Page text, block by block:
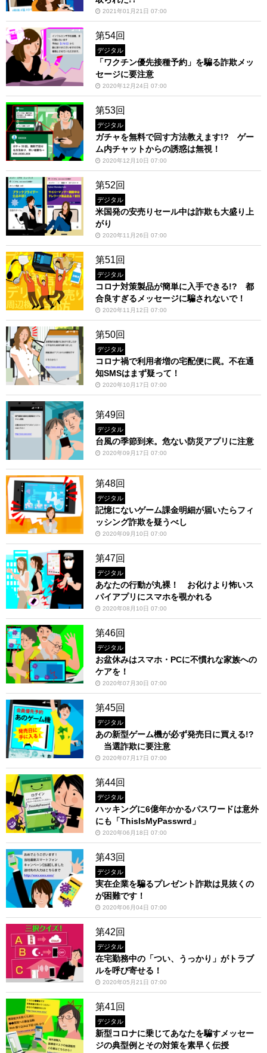
2021年01月21日 07:00
第54回
デジタル
「ワクチン優先接種予約」を騙る詐欺メッ
セージに要注意
2020年12月24日 07:00
第53回
デジタル
ガチャを無料で回す方法教えます!? ゲー
ム内チャットからの誘惑は無視！
2020年12月10日 07:00
第52回
デジタル
米国発の安売りセール中は詐欺も大盛り上
がり
2020年11月26日 07:00
第51回
デジタル
コロナ対策製品が簡単に入手できる!? 都
合良すぎるメッセージに騙されないで！
2020年11月12日 07:00
第50回
デジタル
コロナ禍で利用者増の宅配便に罠。不在通
知SMSはまず疑って！
2020年10月17日 07:00
第49回
デジタル
台風の季節到来。危ない防災アプリに注意
2020年09月17日 07:00
第48回
デジタル
記憶にないゲーム課金明細が届いたらフィ
ッシング詐欺を疑うべし
2020年09月10日 07:00
第47回
デジタル
あなたの行動が丸裸！ お化けより怖いス
パイアプリにスマホを覗かれる
2020年08月10日 07:00
第46回
デジタル
お盆休みはスマホ・PCに不慣れな家族への
ケアを！
2020年07月30日 07:00
第45回
デジタル
あの新型ゲーム機が必ず発売日に買える!?
当選詐欺に要注意
2020年07月17日 07:00
第44回
デジタル
ハッキングに6億年かかるパスワードは意外
にも「ThisIsMyPasswrd」
2020年06月18日 07:00
第43回
デジタル
実在企業を騙るプレゼント詐欺は見抜くの
が困難です！
2020年06月04日 07:00
第42回
デジタル
在宅勤務中の「つい、うっかり」がトラブ
ルを呼び寄せる！
2020年05月21日 07:00
第41回
デジタル
新型コロナに乗じてあなたを騙すメッセー
ジの典型例とその対策を素早く伝授